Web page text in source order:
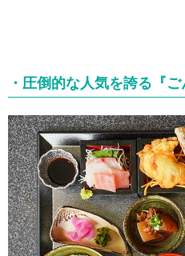
・圧倒的な人気を誇る『ご